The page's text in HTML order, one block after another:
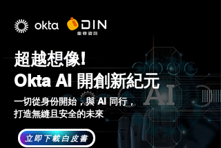
超越想像!
Okta AI 開創新紀元
一切從身份開始，與 AI 同行，
打造無縫且安全的未來
立即下載白皮書